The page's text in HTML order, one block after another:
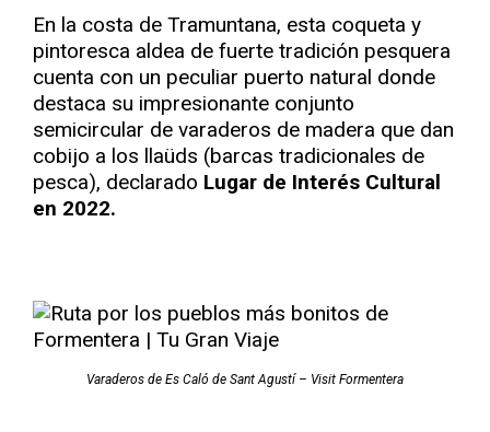
En la costa de Tramuntana, esta coqueta y
pintoresca aldea de fuerte tradición pesquera
cuenta con un peculiar puerto natural donde
destaca su impresionante conjunto
semicircular de varaderos de madera que dan
cobijo a los llaüds (barcas tradicionales de
pesca), declarado Lugar de Interés Cultural
en 2022.
Varaderos de Es Caló de Sant Agustí – Visit Formentera